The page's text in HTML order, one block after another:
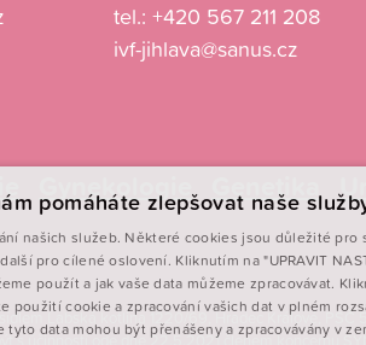
tel.: +420 567 211 208
ivf-jihlava@sanus.cz
Gynekologie Genetika
Labská kotlina 1220/69, Hradec Králové,
účinností ode dne 22.5.2021 členem koncernu
pomáháte zlepšovat naše
našich služeb. Některé cookies jsou důležité pro
pro cílené oslovení. Kliknutím na "UPRAVIT
použít a jak vaše data můžeme zpracovávat.
použití cookie a zpracování vašich dat v plném
data mohou být přenášeny a zpracovávány v